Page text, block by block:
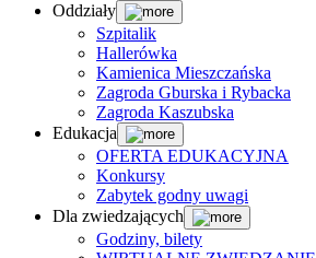
Oddziały
Szpitalik
Hallerówka
Kamienica Mieszczańska
Zagroda Gburska i Rybacka
Zagroda Kaszubska
Edukacja
OFERTA EDUKACYJNA
Konkursy
Zabytek godny uwagi
Dla zwiedzających
Godziny, bilety